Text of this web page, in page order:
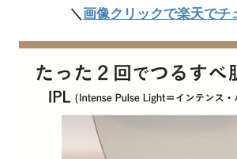
＼画像クリックで楽天でチ